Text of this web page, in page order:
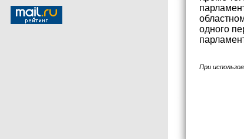
одного
При